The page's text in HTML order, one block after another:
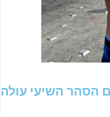
הסהר השיעי עולה